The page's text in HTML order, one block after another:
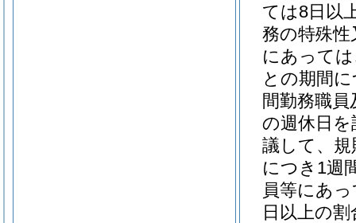
ては8日以
務の特殊性
にあって
との期間
間勤務職
の週休日
議して、
につき1週
員等にあ
日以上の